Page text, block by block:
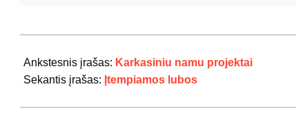
06-
03
Ankstesnis įrašas: Karkasiniu namu projektai
Sekantis įrašas: Įtempiamos lubos